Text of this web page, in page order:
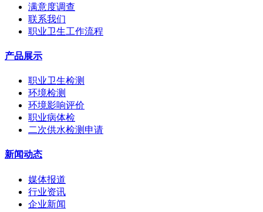
满意度调查
联系我们
职业卫生工作流程
产品展示
职业卫生检测
环境检测
环境影响评价
职业病体检
二次供水检测申请
新闻动态
媒体报道
行业资讯
企业新闻